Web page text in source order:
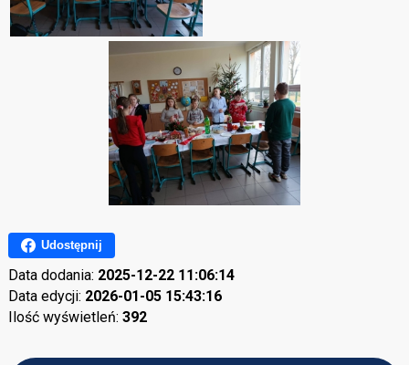
Udostępnij
Data dodania: 2025-12-22 11:06:14
Data edycji: 2026-01-05 15:43:16
Ilość wyświetleń: 392